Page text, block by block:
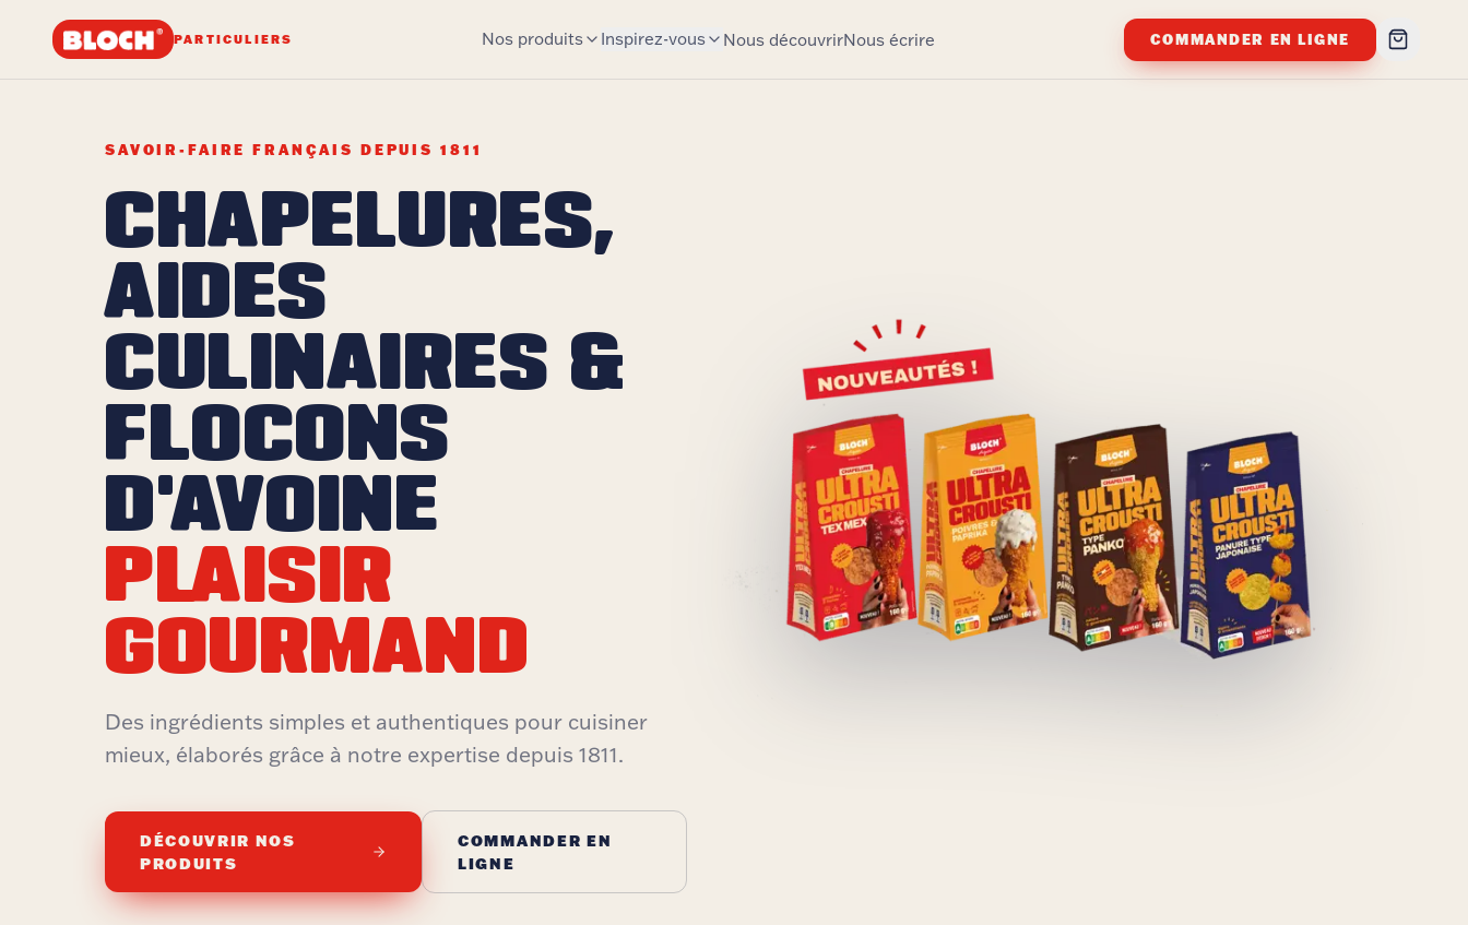
PARTICULIERS Nos produits Inspirez-vous Nous découvrirNous écrire COMMANDER EN LIGNE
SAVOIR-FAIRE FRANÇAIS DEPUIS 1811
CHAPELURES,
AIDES
CULINAIRES &
FLOCONS
D'AVOINE
PLAISIR
GOURMAND
Des ingrédients simples et authentiques pour cuisiner
mieux, élaborés grâce à notre expertise depuis 1811.
DÉCOUVRIR NOS
PRODUITS
COMMANDER EN
LIGNE